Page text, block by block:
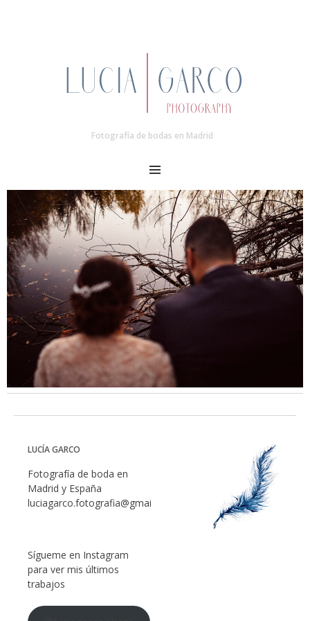
Fotografía de bodas en Madrid
MENU
LUCÍA GARCO
Fotografía de boda en
Madrid y España
luciagarco.fotografia@gmail.com
Sígueme en Instagram
para ver mis últimos
trabajos